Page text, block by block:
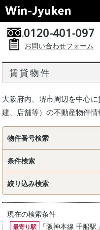
0120-401-097
お問い合わせフォーム
賃貸物件
大阪府内、堺市周辺を中心
建、店舗等）の不動産物件
物件番号検索
条件検索
絞り込み検索
現在の検索条件
最寄り駅
「阪神本線 千船駅 」